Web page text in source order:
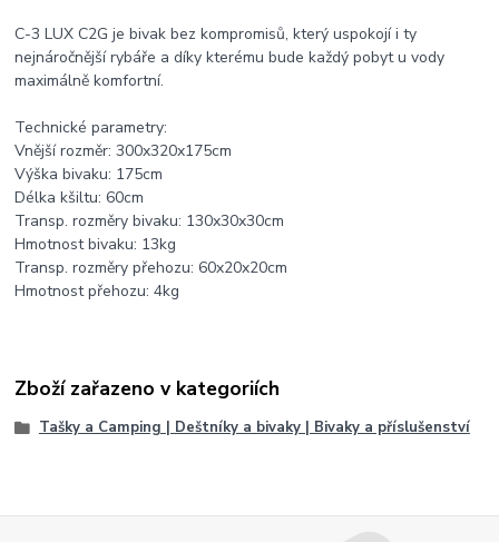
C-3 LUX C2G je bivak bez kompromisů, který uspokojí i ty
nejnáročnější rybáře a díky kterému bude každý pobyt u vody
maximálně komfortní.
Technické parametry:
Vnější rozměr: 300x320x175cm
Výška bivaku: 175cm
Délka kšiltu: 60cm
Transp. rozměry bivaku: 130x30x30cm
Hmotnost bivaku: 13kg
Transp. rozměry přehozu: 60x20x20cm
Hmotnost přehozu: 4kg
Zboží zařazeno v kategoriích
Tašky a Camping | Deštníky a bivaky | Bivaky a příslušenství